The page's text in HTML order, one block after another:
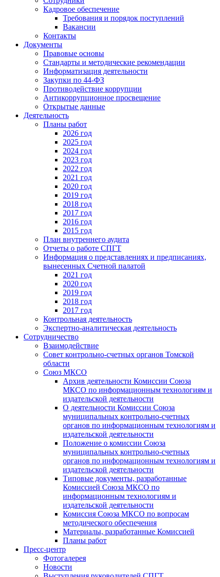
Кадровое обеспечение
Требования и порядок поступлений
Вакансии
Контакты
Документы
Правовые основы
Стандарты и методические рекомендации
Информатизация деятельности
Закупки по 44-ФЗ
Противодействие коррупции
Антикоррупционное просвещение
Открытые данные
Деятельность
Планы работ
2026 год
2025 год
2024 год
2023 год
2022 год
2021 год
2020 год
2019 год
2018 год
2017 год
2016 год
2015 год
План внутреннего аудита
Отчеты о работе СПГТ
Информация о представлениях и предписаниях,
вынесенных Счетной палатой
2021 год
2020 год
2019 год
2018 год
2017 год
Контрольная деятельность
Экспертно-аналитическая деятельность
Сотрудничество
Взаимодействие
Совет контрольно-счетных органов Томской
области
Союз МКСО
Архив деятельности Комиссии Союза
МКСО по информационным технологиям и
издательской деятельности
О деятельности Комиссии Союза
муниципальных контрольно-счетных
органов по информационным технологиям и
издательской деятельности
Положение о комиссии Союза
муниципальных контрольно-счетных
органов по информационным технологиям и
издательской деятельности
Типовые документы, разработанные
Комиссией Союза МКСО по
информационным технологиям и
издательской деятельности
Комиссия Союза МКСО по вопросам
методического обеспечения
Материалы, разработанные Комиссией
Планы работ
Пресс-центр
Фотогалерея
Новости